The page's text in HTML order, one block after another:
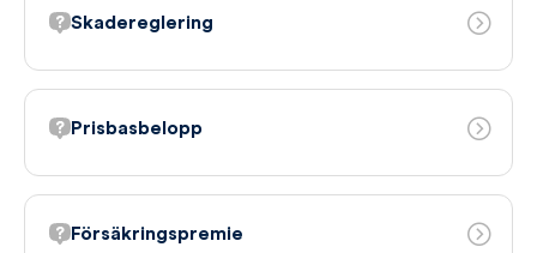
Skadereglering
Prisbasbelopp
Försäkringspremie